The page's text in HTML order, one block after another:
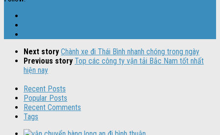
Next story Chành xe đi Thái Bình nhanh chóng trong ngày
Previous story Top các công ty vận tải Bắc Nam tốt nhất
hiện nay
Recent Posts
Popular Posts
Recent Comments
Tags